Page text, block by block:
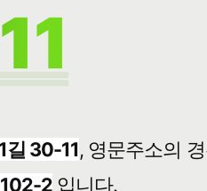
길 30-11, 영문주소의
2입니다.